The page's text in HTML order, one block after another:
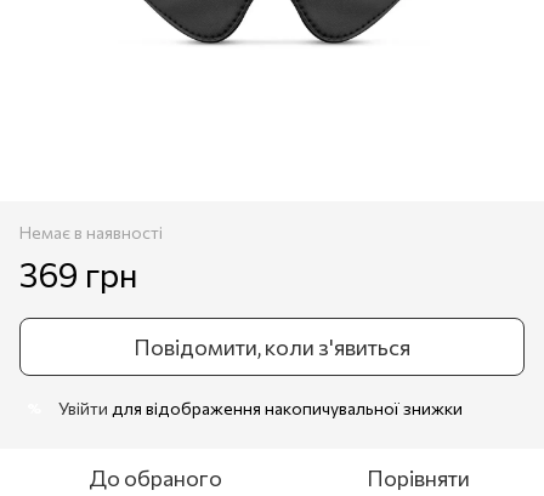
Немає в наявності
369 грн
Повідомити, коли з'явиться
Увійти для відображення накопичувальної знижки
До обраного Порівняти